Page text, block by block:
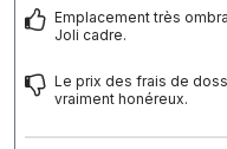
Emplacement très
Joli cadre.
Le prix des frais de
vraiment honéreux.